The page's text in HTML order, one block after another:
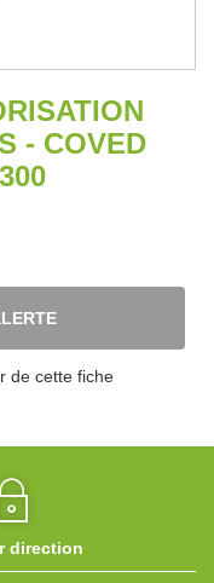
- COVED
de cette fiche
direction